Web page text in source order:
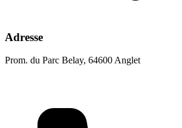
Adresse
Prom. du Parc Belay, 64600 Anglet